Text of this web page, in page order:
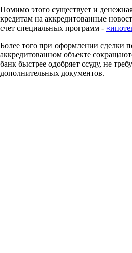
Помимо этого существует и
кредитам на аккредитованные
счет специальных программ -
Более того при оформлении сделки
аккредитованном объекте
банк быстрее одобряет ссуду, не
дополнительных документов.